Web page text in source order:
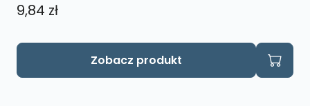
9,84 zł
Zobacz produkt